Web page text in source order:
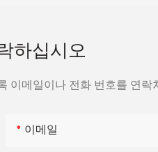
하십시오
이메일이나 전화 번호를 연락
이메일